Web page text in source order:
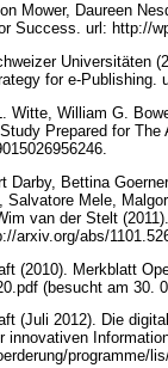
Mower, Daureen
Success. url: http://
Universitäten
for e-
Witte, William G.
Prepared for
Darby, Bettina
Salvatore Mele,
van der Stelt
arxiv.org/abs/
(2010). Merkblatt
(besucht am 30.
(Juli 2012). Die
innovativen